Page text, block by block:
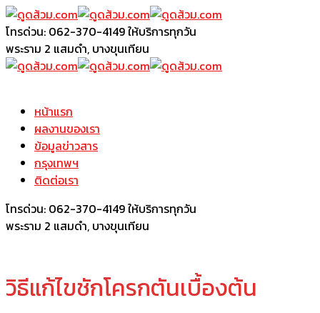
โทรด่วน: 062-370-4149ให้บริการทุกวัน
พระราม 2 แสมดำ, บางขุนเทียน
หน้าแรก
ผลงานของเรา
ข้อมูลข่าวสาร
กรุงเทพฯ
ติดต่อเรา
โทรด่วน: 062-370-4149ให้บริการทุกวัน
พระราม 2 แสมดำ, บางขุนเทียน
วิธีแก้ไขชักโครกตันเบื้องต้น